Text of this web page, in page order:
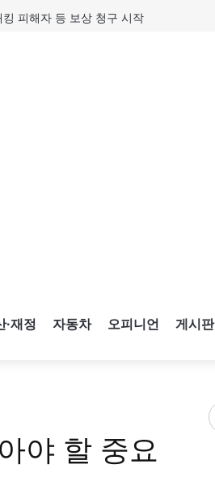
킹 피해자 등 보상 청구 시작
·재정 자동차 오피니언 게시판
야 할 중요